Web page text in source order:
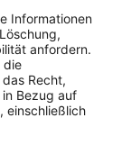
Informationen
anfordern.
die
Recht,
Bezug auf
einschließlich